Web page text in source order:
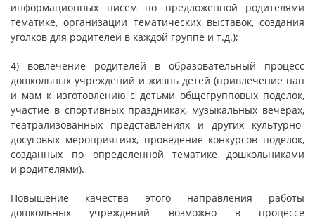
информационных писем по предложенной родителями
тематике, организации тематических выставок, создания
уголков для родителей в каждой группе и т.д.);
4) вовлечение родителей в образовательный процесс
дошкольных учреждений и жизнь детей (привлечение пап
и мам к изготовлению с детьми общегрупповых поделок,
участие в спортивных праздниках, музыкальных вечерах,
театрализованных представлениях и других культурно-
досуговых мероприятиях, проведение конкурсов поделок,
созданных по определенной тематике дошкольниками
и родителями).
Повышение качества этого направления работы
дошкольных учреждений возможно в процессе